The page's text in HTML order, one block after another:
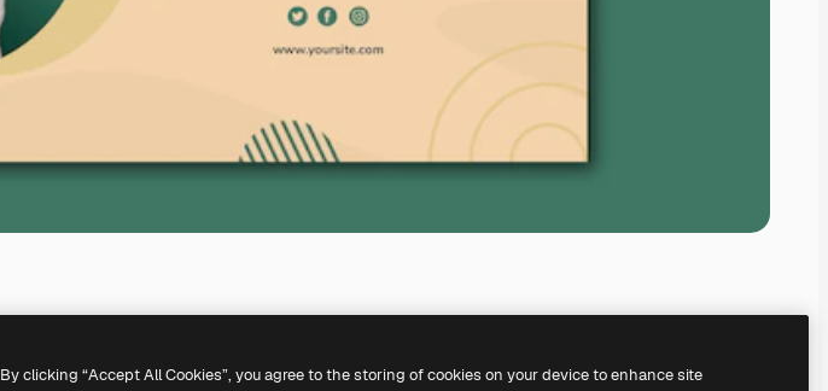
By clicking “Accept All Cookies”, you agree to the storing of cookies on your device to enhance site